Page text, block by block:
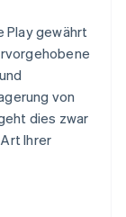
Play gewährt
von
dies zwar
Ihrer